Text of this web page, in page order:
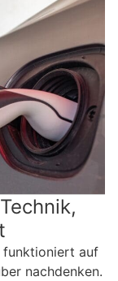
funktioniert auf
nachdenken.